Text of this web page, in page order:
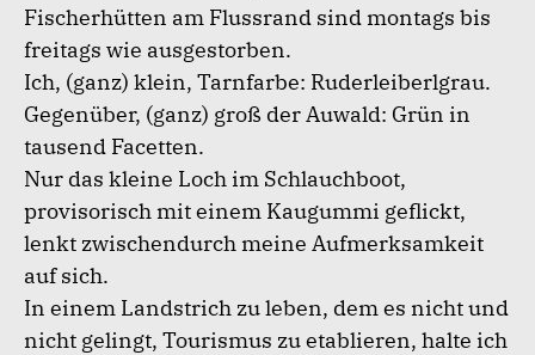
Fischerhütten am Flussrand sind montags bis
freitags wie ausgestorben.
Ich, (ganz) klein, Tarnfarbe: Ruderleiberlgrau.
Gegenüber, (ganz) groß der Auwald: Grün in
tausend Facetten.
Nur das kleine Loch im Schlauchboot,
provisorisch mit einem Kaugummi geflickt,
lenkt zwischendurch meine Aufmerksamkeit
auf sich.
In einem Landstrich zu leben, dem es nicht und
nicht gelingt, Tourismus zu etablieren, halte ich